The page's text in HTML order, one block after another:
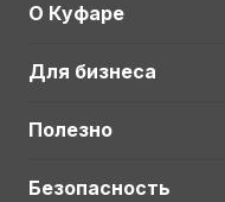
О Куфаре
Для бизнеса
Полезно
Безопасность